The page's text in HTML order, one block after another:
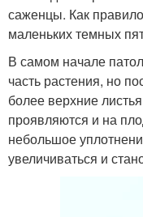
саженцы. Как
маленьких темных
В самом начале
часть растения, но
более верхние
проявляются и на
небольшое
увеличиваться и